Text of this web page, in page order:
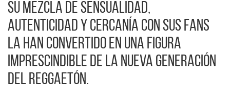
Su mezcla de sensualidad,
autenticidad y cercanía con sus fans
la han convertido en una figura
imprescindible de la nueva generación
del reggaetón.